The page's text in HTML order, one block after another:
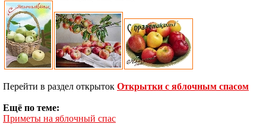
Перейти в раздел открыток Открытки с яблочным спасом
Ещё по теме:
Приметы на яблочный спас